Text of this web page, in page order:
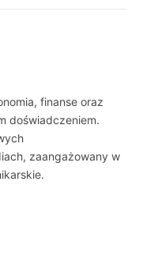
finanse oraz
doświadczeniem.
zaangażowany w